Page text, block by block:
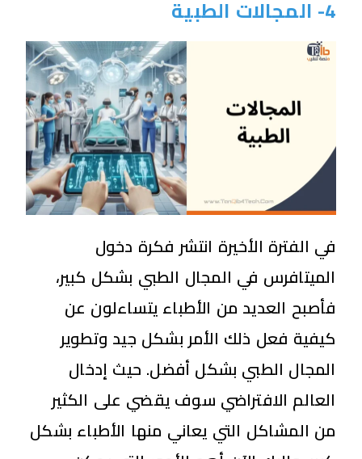
4- المجالات الطبية
في الفترة الأخيرة انتشر فكرة دخول
الميتافرس في المجال الطبي بشكل كبير،
فأصبح العديد من الأطباء يتساءلون عن
كيفية فعل ذلك الأمر بشكل جيد وتطوير
المجال الطبي بشكل أفضل. حيث إدخال
العالم الافتراضي سوف يقضي على الكثير
من المشاكل التي يعاني منها الأطباء بشكل